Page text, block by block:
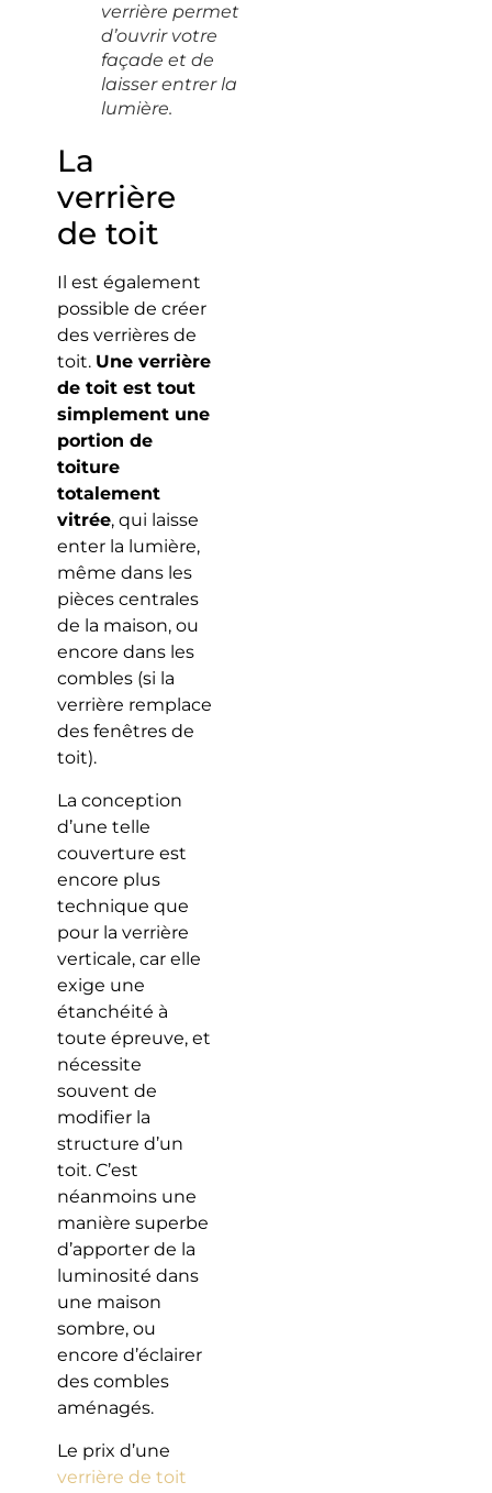
verrière permet
d’ouvrir votre
façade et de
laisser entrer la
lumière.
La
verrière
de toit
Il est également
possible de créer
des verrières de
toit. Une verrière
de toit est tout
simplement une
portion de
toiture
totalement
vitrée, qui laisse
enter la lumière,
même dans les
pièces centrales
de la maison, ou
encore dans les
combles (si la
verrière remplace
des fenêtres de
toit).
La conception
d’une telle
couverture est
encore plus
technique que
pour la verrière
verticale, car elle
exige une
étanchéité à
toute épreuve, et
nécessite
souvent de
modifier la
structure d’un
toit. C’est
néanmoins une
manière superbe
d’apporter de la
luminosité dans
une maison
sombre, ou
encore d’éclairer
des combles
aménagés.
Le prix d’une
verrière de toit